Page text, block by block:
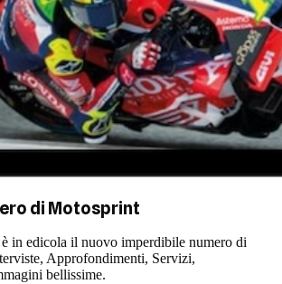
di Motosprint
è in edicola il nuovo imperdibile numero di
Approfondimenti, Servizi,
bellissime.